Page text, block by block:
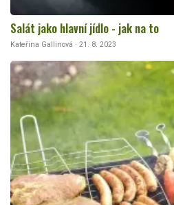
Salát jako hlavní jídlo - jak na to
Kateřina Gallinová · 21. 8. 2023